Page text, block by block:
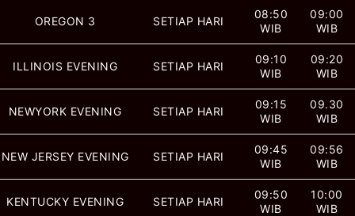
OREGON 3 SETIAP HARI
08:50
WIB
09:00
WIB
ILLINOIS EVENING SETIAP HARI
09:10
WIB
09:20
WIB
NEWYORK EVENING SETIAP HARI
09:15
WIB
09.30
WIB
NEW JERSEY EVENING SETIAP HARI
09:45
WIB
09:56
WIB
KENTUCKY EVENING SETIAP HARI
09:50
WIB
10:00
WIB